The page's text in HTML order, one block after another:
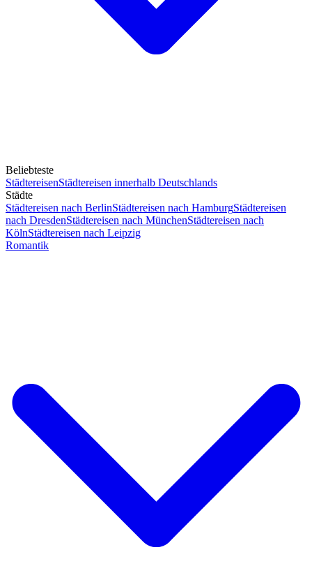
Beliebteste
StädtereisenStädtereisen innerhalb Deutschlands
Städte
Städtereisen nach BerlinStädtereisen nach HamburgStädtereisen
nach DresdenStädtereisen nach MünchenStädtereisen nach
KölnStädtereisen nach Leipzig
Romantik